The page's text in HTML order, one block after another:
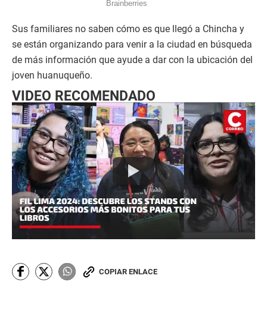
Sus familiares no saben cómo es que llegó a Chincha y
se están organizando para venir a la ciudad en búsqueda
de más información que ayude a dar con la ubicación del
joven huanuqueño.
VIDEO RECOMENDADO
COPIAR ENLACE